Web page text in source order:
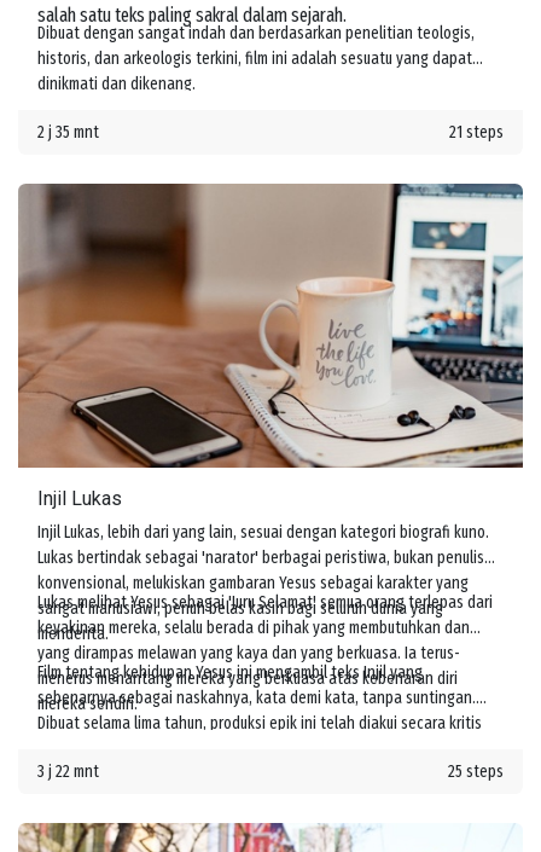
salah satu teks paling sakral dalam sejarah.
Dibuat dengan sangat indah dan berdasarkan penelitian teologis,
historis, dan arkeologis terkini, film ini adalah sesuatu yang dapat
dinikmati dan dikenang.
2 j 35 mnt 21 steps
Injil Lukas
Injil Lukas, lebih dari yang lain, sesuai dengan kategori biografi kuno.
Lukas bertindak sebagai 'narator' berbagai peristiwa, bukan penulis
konvensional, melukiskan gambaran Yesus sebagai karakter yang
sangat manusiawi, penuh belas kasih bagi seluruh dunia yang
menderita.
Lukas melihat Yesus sebagai 'Juru Selamat' semua orang terlepas dari
keyakinan mereka, selalu berada di pihak yang membutuhkan dan
yang dirampas melawan yang kaya dan yang berkuasa. Ia terus-
menerus menantang mereka yang berkuasa atas kebenaran diri
mereka sendiri.
Film tentang kehidupan Yesus ini mengambil teks Injil yang
sebenarnya sebagai naskahnya, kata demi kata, tanpa suntingan.
Dibuat selama lima tahun, produksi epik ini telah diakui secara kritis
unik dan sangat autentik.
3 j 22 mnt 25 steps